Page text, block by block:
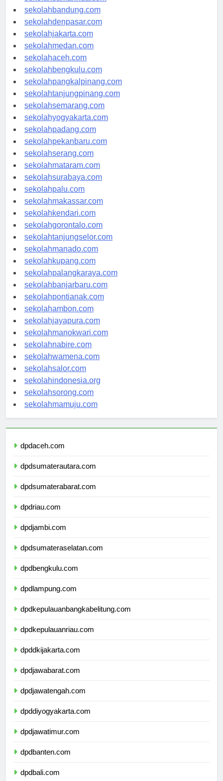
sekolahsamarinda.com
sekolahbandung.com
sekolahdenpasar.com
sekolahjakarta.com
sekolahmedan.com
sekolahaceh.com
sekolahbengkulu.com
sekolahpangkalpinang.com
sekolahtanjungpinang.com
sekolahsemarang.com
sekolahyogyakarta.com
sekolahpadang.com
sekolahpekanbaru.com
sekolahserang.com
sekolahmataram.com
sekolahsurabaya.com
sekolahpalu.com
sekolahmakassar.com
sekolahkendari.com
sekolahgorontalo.com
sekolahtanjungselor.com
sekolahmanado.com
sekolahkupang.com
sekolahpalangkaraya.com
sekolahbanjarbaru.com
sekolahpontianak.com
sekolahambon.com
sekolahjayapura.com
sekolahmanokwari.com
sekolahnabire.com
sekolahwamena.com
sekolahsalor.com
sekolahindonesia.org
sekolahsorong.com